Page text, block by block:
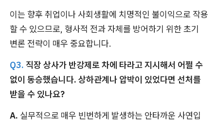
이는 향후 취업이나 사회생활에 치명적인 불이익으로 작용
할 수 있으므로, 형사적 전과 자체를 방어하기 위한 초기
변론 전략이 매우 중요합니다.
Q3. 직장 상사가 반강제로 차에 타라고 지시해서 어쩔 수
없이 동승했습니다. 상하관계나 압박이 있었다면 선처를
받을 수 있나요?
A. 실무적으로 매우 빈번하게 발생하는 안타까운 사연입